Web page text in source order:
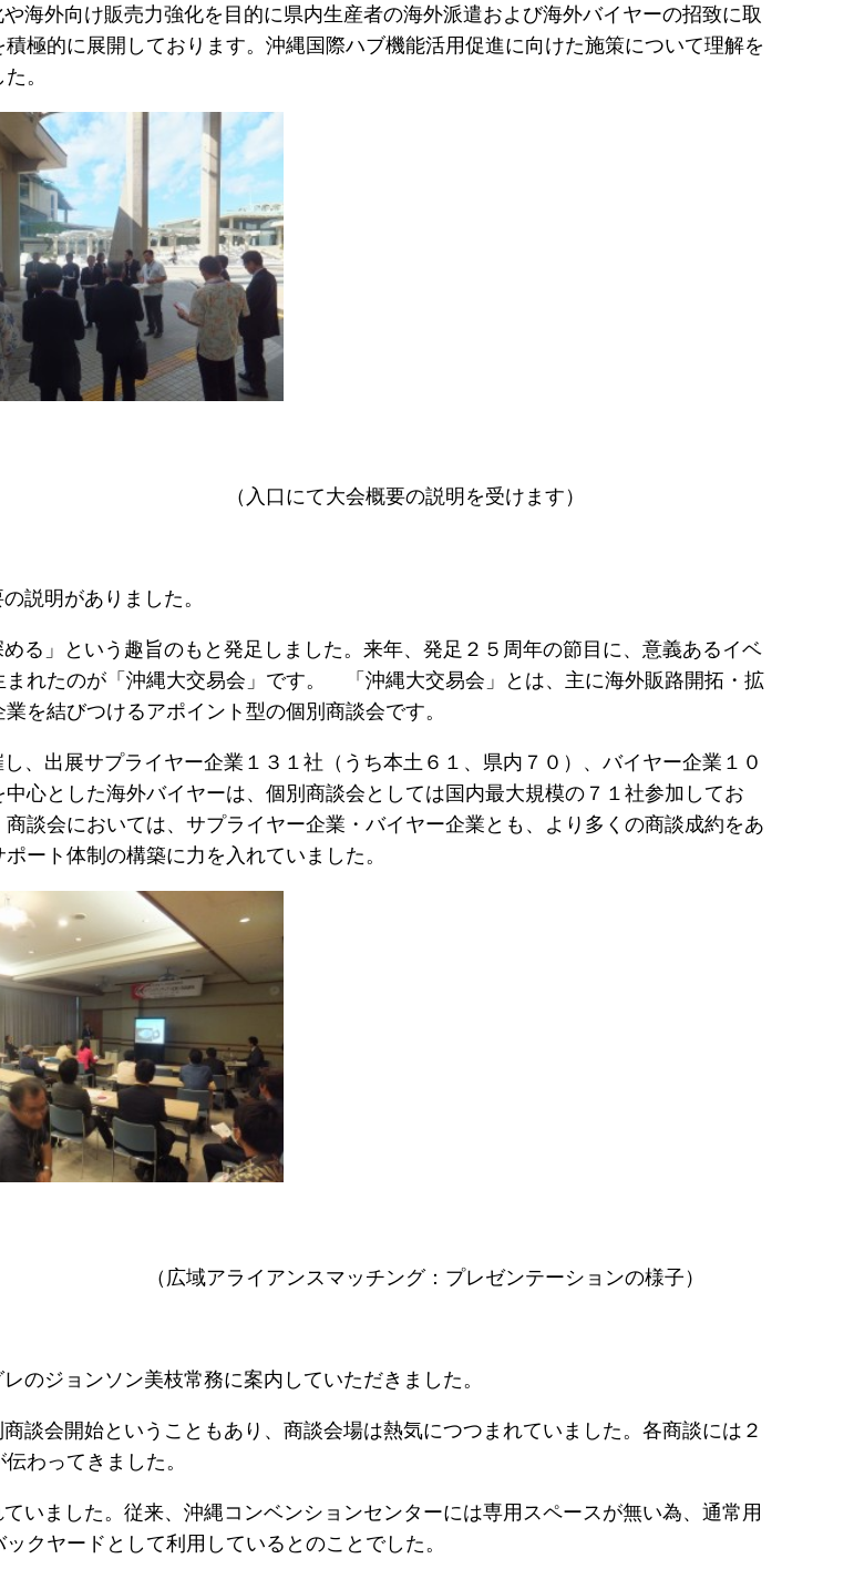
海外向け販売力強化を目的に県内生産者の海外派遣および海外バイヤーの招致に取
極的に展開しております。沖縄国際ハブ機能活用促進に向けた施策について理解を
。
大会概要の説明を受けます）
説明がありました。
る」という趣旨のもと発足しました。来年、発足２５周年の節目に、意義あるイベ
れたのが「沖縄大交易会」です。 「沖縄大交易会」とは、主に海外販路開拓・拡
を結びつけるアポイント型の個別商談会です。
、出展サプライヤー企業１３１社（うち本土６１、県内７０）、バイヤー企業１０
心とした海外バイヤーは、個別商談会としては国内最大規模の７１社参加してお
談会においては、サプライヤー企業・バイヤー企業とも、より多くの商談成約をあ
ート体制の構築に力を入れていました。
（広域アライアンスマッチング：プレゼンテーションの様子）
のジョンソン美枝常務に案内していただきました。
談会開始ということもあり、商談会場は熱気につつまれていました。各商談には２
わってきました。
いました。従来、沖縄コンベンションセンターには専用スペースが無い為、通常用
クヤードとして利用しているとのことでした。